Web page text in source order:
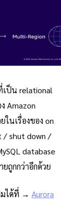
เป็น relational
Amazon
ในเรื่องของ on
/ shut down /
database
ยถูกกว่าอีกด้วย
มได้ที่ → Aurora